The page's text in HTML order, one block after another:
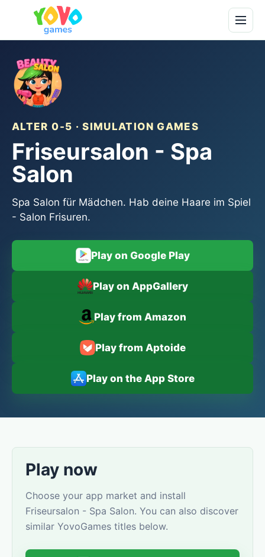
ALTER 0-5 · SIMULATION GAMES
Friseursalon - Spa
Salon
Spa Salon für Mädchen. Hab deine Haare im Spiel
- Salon Frisuren.
Play on Google Play
Play on AppGallery
Play from Amazon
Play from Aptoide
Play on the App Store
Play now
Choose your app market and install
Friseursalon - Spa Salon. You can also discover
similar YovoGames titles below.